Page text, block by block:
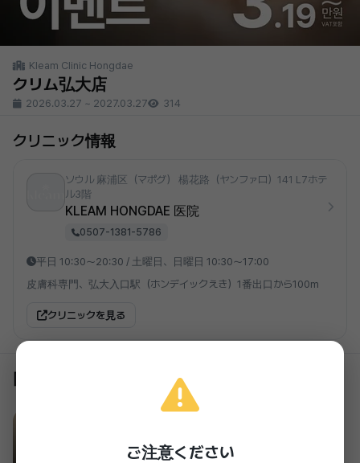
Kleam Clinic Hongdae
クリム弘大店
2026.03.27 ~ 2027.03.27 314
クリニック情報
ソウル 麻浦区（マポグ） 楊花路（ヤンファロ）141 L7ホテ
ル3階
KLEAM HONGDAE 医院
0507-1381-5786
平日 10:30～20:30 / 土曜日、日曜日 10:30～17:00
皮膚科専門、弘大入口駅（ホンデイックえき）1番出口から100m
クリニックを見る
同じクリニックの他のイベント
Kleam Clinic Hongdae
2026.03.27 ~ 2027.03.27
ご注意ください